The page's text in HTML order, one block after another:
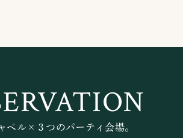
ペル×３つのパーティ会場。